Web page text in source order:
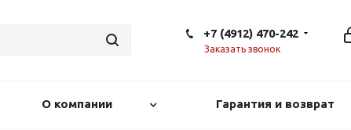
+7 (4912) 470-242
Заказать звонок
О компании Гарантия и возврат